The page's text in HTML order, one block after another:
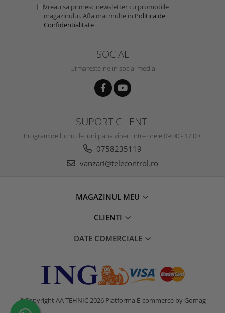
Vreau sa primesc newsletter cu promotiile
magazinului. Afla mai multe in Politica de
Confidentialitate
SOCIAL
Urmareste-ne in social media
SUPORT CLIENTI
Program de lucru de luni pana vineri intre orele 09:00 - 17:00.
0758235119
vanzari@telecontrol.ro
MAGAZINUL MEU
CLIENTI
DATE COMERCIALE
©Copyright AA TEHNIC 2026 Platforma E-commerce by Gomag